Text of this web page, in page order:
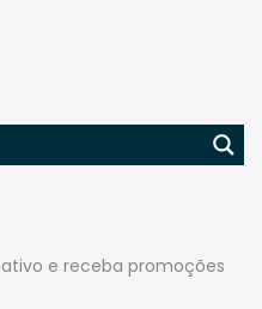
e receba promoções